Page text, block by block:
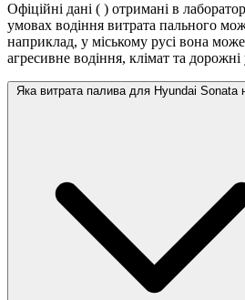
Офіційні дані ( ) отримані в
умовах водіння витрата пального
наприклад, у міському русі вона може
агресивне водіння, клімат та
Яка витрата палива для Hyundai Sonata